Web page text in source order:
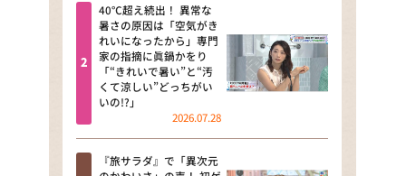
news おかえり
河合＆A.B.C-Z塚田×福井アナ
「なんでやねん！？」（news お
かえり）
DAIGOも台所 ～きょうの献立 何
にする？～
40℃超え続出！ 異常な
暑さの原因は「空気がき
れいになったから」専門
家の指摘に眞鍋かをり
「“きれいで暑い”と“汚
くて涼しい”どっちがい
いの!?」
2026.07.28
『旅サラダ』で「異次元